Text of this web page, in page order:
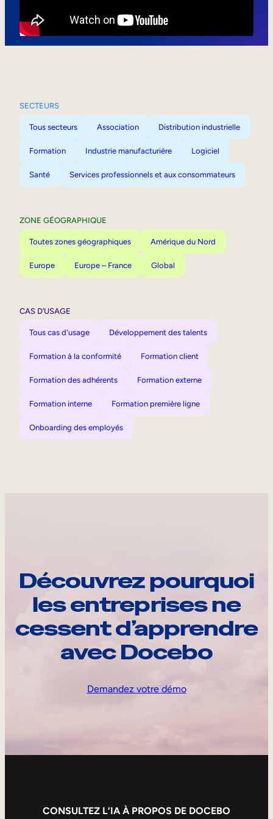
SECTEURS
Tous secteurs Association Distribution industrielle
Formation Industrie manufacturière Logiciel
Santé Services professionnels et aux consommateurs
ZONE GÉOGRAPHIQUE
Toutes zones géographiques Amérique du Nord
Europe Europe – France Global
CAS D’USAGE
Tous cas d'usage Développement des talents
Formation à la conformité Formation client
Formation des adhérents Formation externe
Formation interne Formation première ligne
Onboarding des employés
Découvrez pourquoi
les entreprises ne
cessent d’apprendre
avec Docebo
Demandez votre démo
CONSULTEZ L’IA À PROPOS DE DOCEBO